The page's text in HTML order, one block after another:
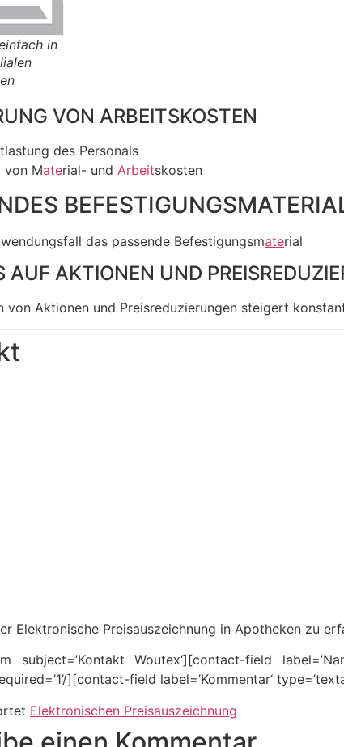
in
VON ARBEITSKOSTEN
des Personals
von Material- und Arbeitskosten
das passende Befestigungsmaterial
AUF AKTIONEN UND
von Aktionen und Preisreduzierungen steigert
Elektronische Preisauszeichnung in Apotheken zu
subject=’Kontakt Woutex‘][contact-field
][contact-field label=’Kommentar‘
Elektronischen Preisauszeichnung